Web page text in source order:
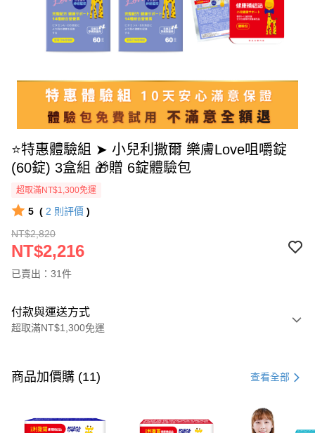
⭐特惠體驗組 ➤ 小兒利撒爾 樂膚Love咀嚼錠
(60錠) 3盒組 🎁贈 6錠體驗包
超取滿NT$1,300免運
5 ( 2 則評價 )
NT$2,820
NT$2,216
已賣出：31件
付款與運送方式
超取滿NT$1,300免運
信用卡一次付款
LINE Pay
商品加價購 (11) 查看全部